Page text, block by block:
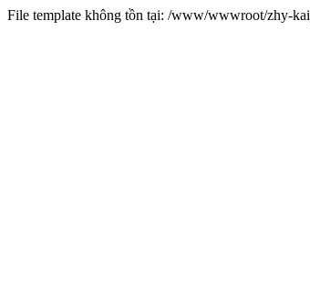
File template không tồn tại: /www/wwwroot/zhy-